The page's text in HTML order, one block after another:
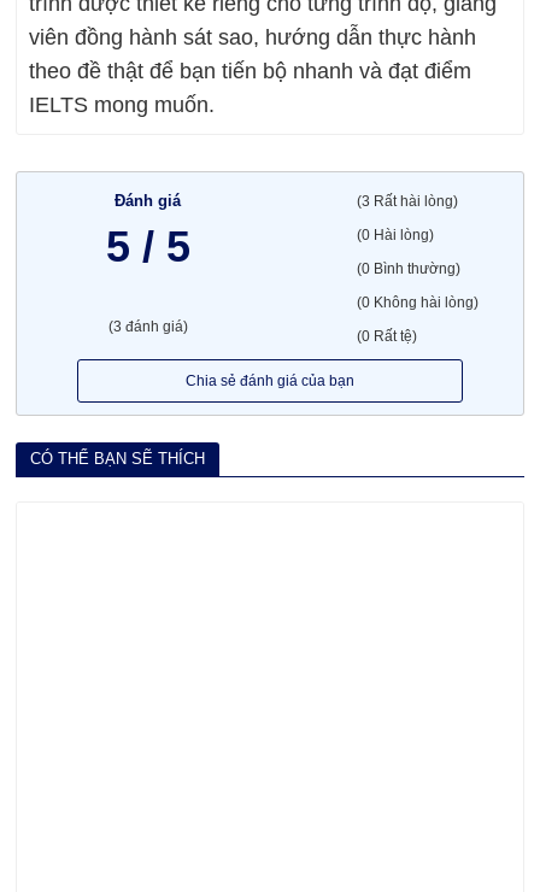
viên đồng hành sát sao, hướng dẫn thực hành
theo đề thật để bạn tiến bộ nhanh và đạt điểm
IELTS mong muốn.
Đánh giá
5 / 5
(3 đánh giá)
(3 Rất hài lòng)
(0 Hài lòng)
(0 Bình thường)
(0 Không hài lòng)
(0 Rất tệ)
Chia sẻ đánh giá của bạn
CÓ THỂ BẠN SẼ THÍCH